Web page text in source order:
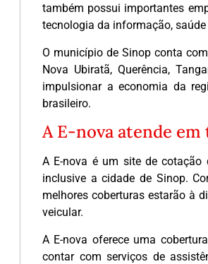
também possui importantes
tecnologia da informação, saúde
O município de Sinop conta
Nova Ubiratã, Querência,
impulsionar a economia da
brasileiro.
A E-nova atende
A E-nova é um site de cotação
inclusive a cidade de Sinop.
melhores coberturas estarão à
veicular.
A E-nova oferece uma
contar com serviços de